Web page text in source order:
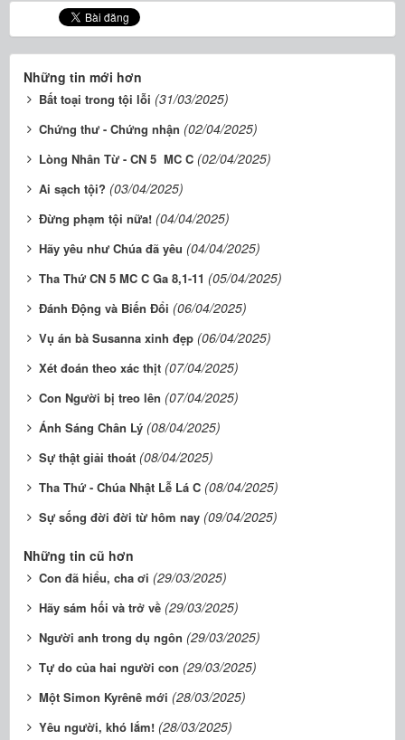
Những tin mới hơn
Bất toại trong tội lỗi (31/03/2025)
Chứng thư - Chứng nhận (02/04/2025)
Lòng Nhân Từ - CN 5 MC C (02/04/2025)
Ai sạch tội? (03/04/2025)
Đừng phạm tội nữa! (04/04/2025)
Hãy yêu như Chúa đã yêu (04/04/2025)
Tha Thứ CN 5 MC C Ga 8,1-11 (05/04/2025)
Đánh Động và Biến Đổi (06/04/2025)
Vụ án bà Susanna xinh đẹp (06/04/2025)
Xét đoán theo xác thịt (07/04/2025)
Con Người bị treo lên (07/04/2025)
Ánh Sáng Chân Lý (08/04/2025)
Sự thật giải thoát (08/04/2025)
Tha Thứ - Chúa Nhật Lễ Lá C (08/04/2025)
Sự sống đời đời từ hôm nay (09/04/2025)
Những tin cũ hơn
Con đã hiểu, cha ơi (29/03/2025)
Hãy sám hối và trở về (29/03/2025)
Người anh trong dụ ngôn (29/03/2025)
Tự do của hai người con (29/03/2025)
Một Simon Kyrênê mới (28/03/2025)
Yêu người, khó lắm! (28/03/2025)